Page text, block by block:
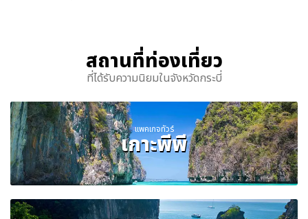
สถานที่ท่องเที่ยว
ที่ได้รับความนิยมในจังหวัดกระบี่
แพคเกจทัวร์
เกาะพีพี